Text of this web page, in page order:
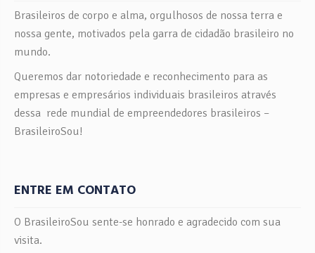
Brasileiros de corpo e alma, orgulhosos de nossa terra e
nossa gente, motivados pela garra de cidadão brasileiro no
mundo.
Queremos dar notoriedade e reconhecimento para as
empresas e empresários individuais brasileiros através
dessa rede mundial de empreendedores brasileiros –
BrasileiroSou!
ENTRE EM CONTATO
O BrasileiroSou sente-se honrado e agradecido com sua
visita.